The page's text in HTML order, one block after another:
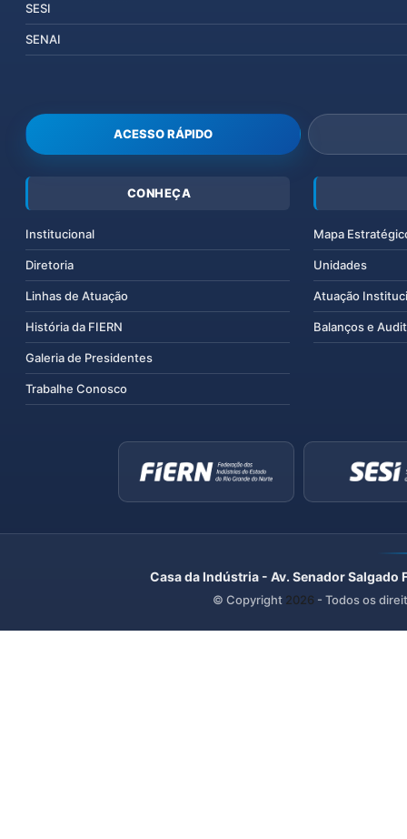
SESI
SENAI
ACESSO RÁPIDO
CONHEÇA
Institucional
Diretoria
Linhas de Atuação
História da FIERN
Galeria de Presidentes
Trabalhe Conosco
Mapa
Unidades
Atuação
Balanços e
Casa da Indústria - Av. Senador
© Copyright 2026 - Todos os